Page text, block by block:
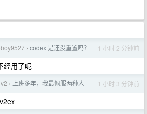
› codex 是还没重置吗？ 1 小时 2 分钟前
经用了呢
› 上班多年，我最佩服两种人 1 小时 3 分钟前